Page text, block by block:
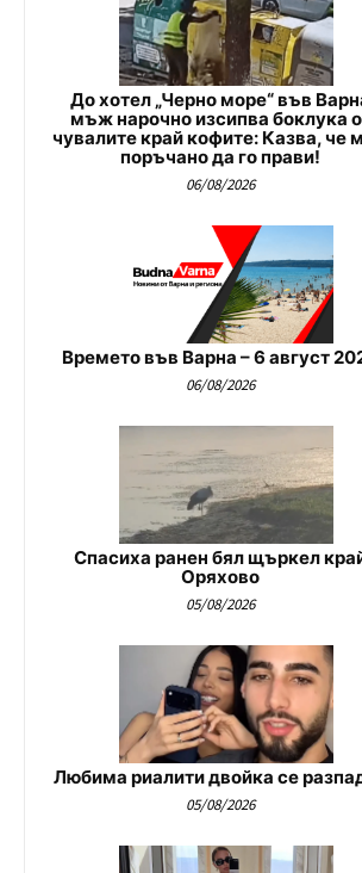
До хотел „Черно море“ във
мъж нарочно изсипва боклука
чувалите край кофите: Казва, че
поръчано да го прави!
06/08/2026
Времето във Варна – 6 август
06/08/2026
Спасиха ранен бял щъркел
Оряхово
05/08/2026
Любима риалити двойка се
05/08/2026